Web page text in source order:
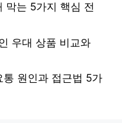
막는 5가지 핵심 전
우대 상품 비교와
원인과 접근법 5가